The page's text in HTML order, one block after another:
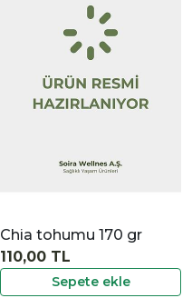
Chia tohumu 170 gr
Sepete ekle
110,00 TL